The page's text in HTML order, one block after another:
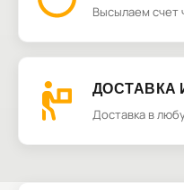
Высылаем счет
ДОСТАВКА
Доставка в